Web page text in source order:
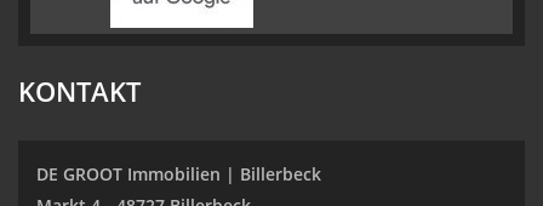
KONTAKT
DE GROOT Immobilien | Billerbeck